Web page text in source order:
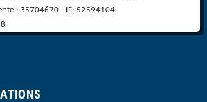
: 35704670 - IF: 52594104